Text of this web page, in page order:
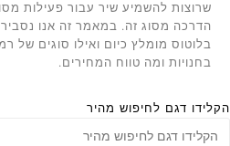
שרוצות להשמיע שיר עבור פעילות
הדרכה מסוג זה. במאמר זה אנו
בלוטוס מומלץ כיום ואילו סוגים של
בחנויות ומה טווח המחירים.
הקלידו דגם לחיפוש מהיר